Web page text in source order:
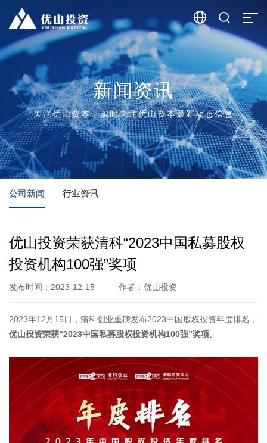
 
新闻资讯
关注优山资本，实时关注优山资本最新动态信息
公司新闻 行业资讯
优山投资荣获清科“2023中国私募股权
投资机构100强”奖项
发布时间：2023-12-15 作者：优山投资
2023年12月15日，清科创业重磅发布2023中国股权投资年度排名，
优山投资荣获“2023中国私募股权投资机构100强”奖项。